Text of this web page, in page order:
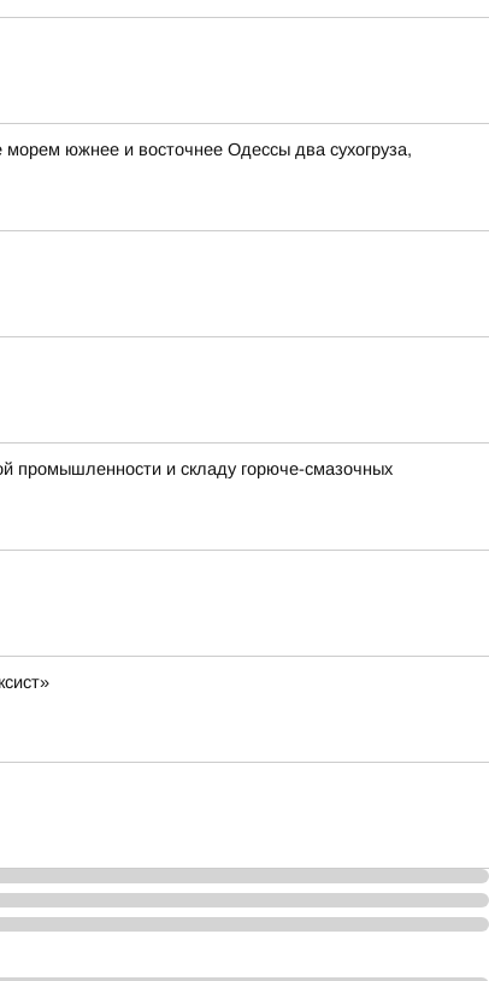
южнее и восточнее Одессы два сухогруза,
промышленности и складу горюче-смазочных